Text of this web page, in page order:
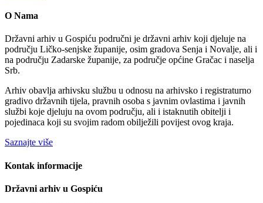
O Nama
Državni arhiv u Gospiću područni je državni arhiv koji djeluje na
području Ličko-senjske županije, osim gradova Senja i Novalje, ali i
na području Zadarske županije, za područje općine Gračac i naselja
Srb.
Arhiv obavlja arhivsku službu u odnosu na arhivsko i registraturno
gradivo državnih tijela, pravnih osoba s javnim ovlastima i javnih
službi koje djeluju na ovom području, ali i istaknutih obitelji i
pojedinaca koji su svojim radom obilježili povijest ovog kraja.
Saznajte više
Kontak informacije
Državni arhiv u Gospiću